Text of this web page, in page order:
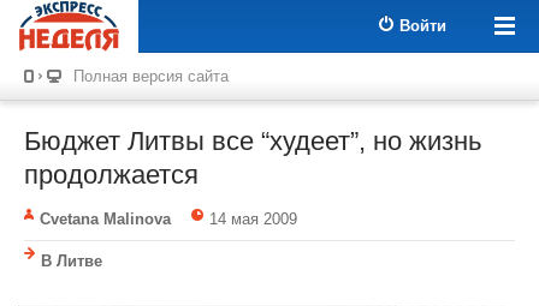
Войти
Полная версия сайта
Бюджет Литвы все “худеет”, но жизнь
продолжается
Cvetana Malinova 14 мая 2009
В Литве